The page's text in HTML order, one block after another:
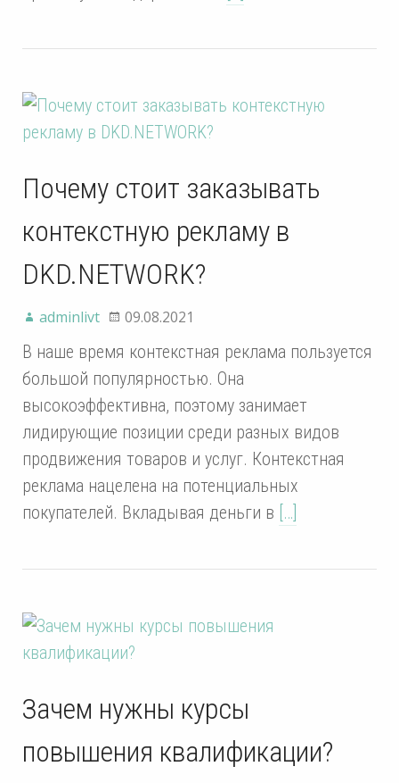
Почему стоит заказывать
контекстную рекламу в
DKD.NETWORK?
adminlivt 09.08.2021
В наше время контекстная реклама пользуется
большой популярностью. Она
высокоэффективна, поэтому занимает
лидирующие позиции среди разных видов
продвижения товаров и услуг. Контекстная
реклама нацелена на потенциальных
покупателей. Вкладывая деньги в […]
Зачем нужны курсы
повышения квалификации?